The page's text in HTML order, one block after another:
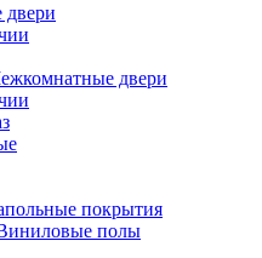
двери
покрытия
полы